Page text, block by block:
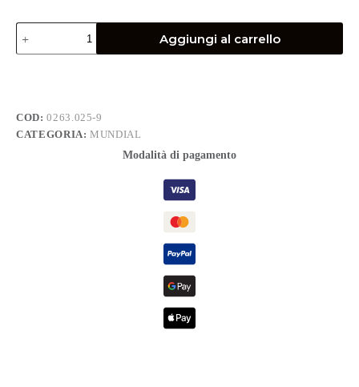
3
INSERTI
ESAGONALI
Aggiungi al carrello
COD:0263.025-9
CATEGORIA:MUNDIAL
Modalità di pagamento